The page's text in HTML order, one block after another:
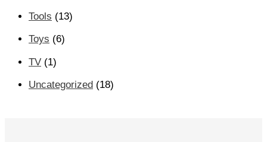
Tools (13)
Toys (6)
TV (1)
Uncategorized (18)